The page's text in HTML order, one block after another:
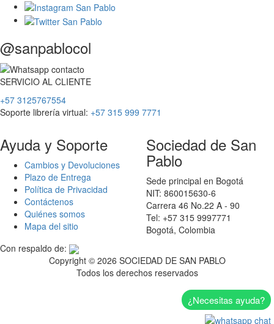
@sanpablocol
SERVICIO AL CLIENTE
+57 3125767554
Soporte librería virtual: +57 315 999 7771
Ayuda y Soporte
Cambios y Devoluciones
Plazo de Entrega
Política de Privacidad
Contáctenos
Quiénes somos
Mapa del sitio
Sociedad de San
Pablo
Sede principal en Bogotá
NIT: 860015630-6
Carrera 46 No.22 A - 90
Tel: +57 315 9997771
Bogotá, Colombia
Con respaldo de:
Copyright © 2026 SOCIEDAD DE SAN PABLO
Todos los derechos reservados
¿Necesitas ayuda?